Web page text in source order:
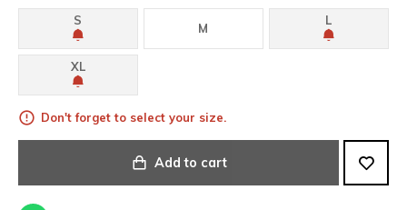
S
M
L
XL
Don't forget to select your size.
Add to cart